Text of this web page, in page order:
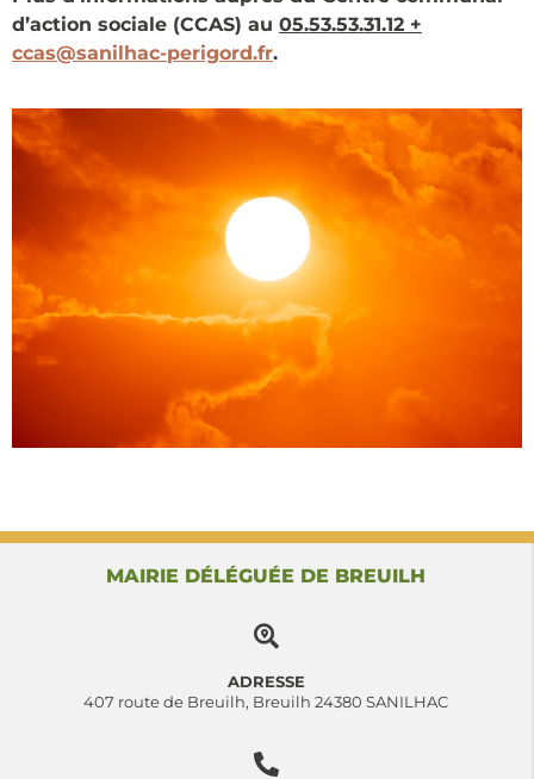
d’action sociale (CCAS) au 05.53.53.31.12 +
ccas@sanilhac-perigord.fr.
MAIRIE DÉLÉGUÉE DE BREUILH
ADRESSE
407 route de Breuilh, Breuilh 24380 SANILHAC